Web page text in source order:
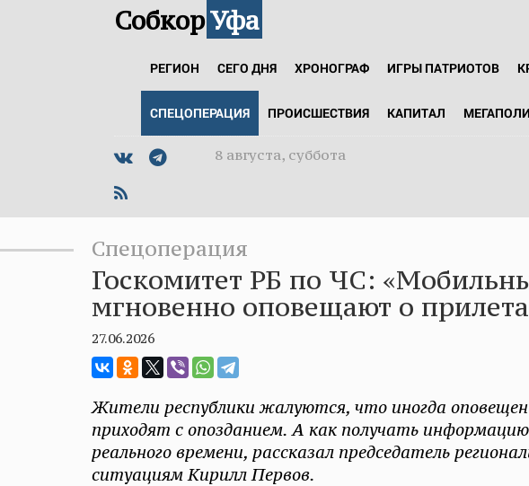
СобкорУфа
РЕГИОН СЕГО ДНЯ ХРОНОГРАФ ИГРЫ ПАТРИОТОВ
СПЕЦОПЕРАЦИЯ ПРОИСШЕСТВИЯ КАПИТАЛ
8 августа, суббота
Спецоперация
Госкомитет РБ по ЧС:
мгновенно оповещают о
27.06.2026
Жители республики жалуются, что иногда
приходят с опозданием. А как получать
реального времени, рассказал председатель
ситуациям Кирилл Первов.